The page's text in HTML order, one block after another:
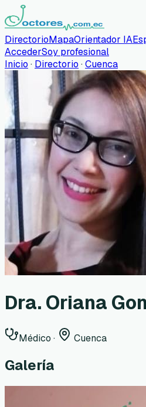
DirectorioMapaOrientador IA
AccederSoy profesional
Inicio · Directorio ·Cuenca
Dra. Oriana
Médico · Cuenca
Galería